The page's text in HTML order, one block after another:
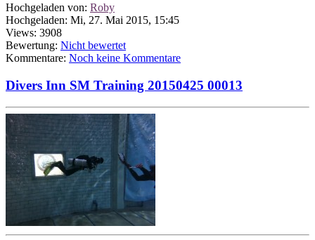
Hochgeladen von: Roby
Hochgeladen: Mi, 27. Mai 2015, 15:45
Views: 3908
Bewertung: Nicht bewertet
Kommentare: Noch keine Kommentare
Divers Inn SM Training 20150425 00013